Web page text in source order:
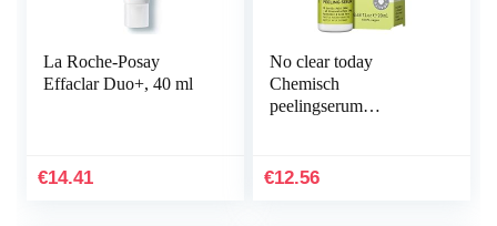
La Roche-Posay
Effaclar Duo+, 40 ml
€14.41
No clear today
Chemisch
peelingserum
vermindert roodheid en
€12.56